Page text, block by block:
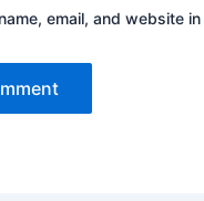
email, and website